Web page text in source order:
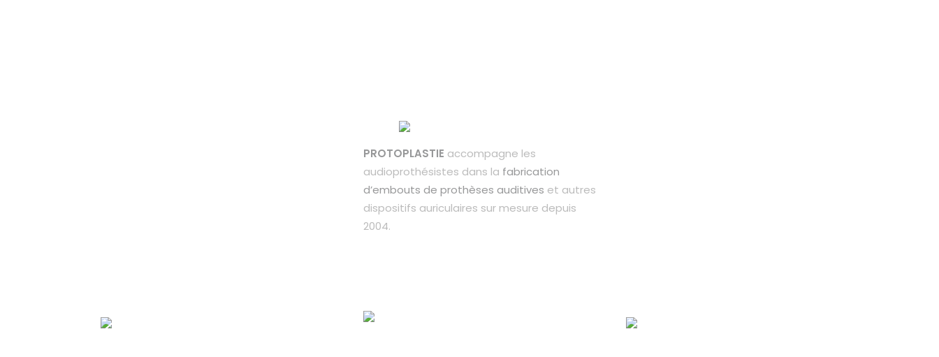
PROTOPLASTIE accompagne les
audioprothésistes dans la fabrication
d’embouts de prothèses auditives et autres
dispositifs auriculaires sur mesure depuis
2004.